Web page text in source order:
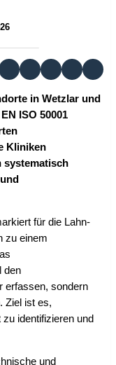
in Wetzlar und
ISO 50001
Kliniken
systematisch
für die Lahn-
zu einem
den
erfassen, sondern
Ziel ist es,
identifizieren und
und